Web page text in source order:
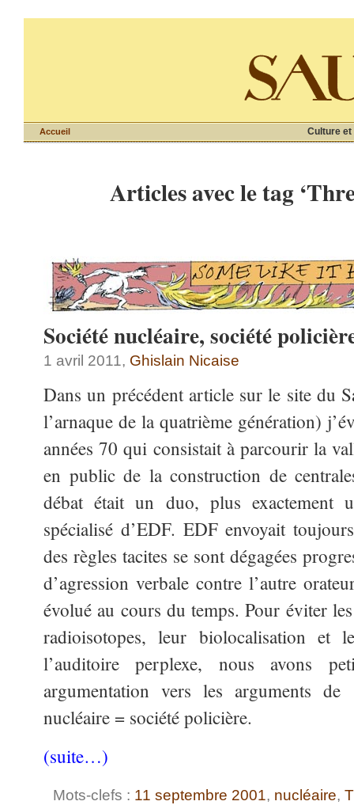
Culture et
Accueil
Articles avec le tag
Société nucléaire, société
1 avril 2011, Ghislain Nicaise
Dans un précédent article sur le site du
l’arnaque de la quatrième génération)
années 70 qui consistait à parcourir la
en public de la construction de
débat était un duo, plus exactement
spécialisé d’EDF. EDF envoyait
des règles tacites se sont dégagées
d’agression verbale contre l’autre
évolué au cours du temps. Pour éviter
radioisotopes, leur biolocalisation et
l’auditoire perplexe, nous avons
argumentation vers les arguments
nucléaire = société policière.
(suite…)
Mots-clefs : 11 septembre 2001, nucléaire,